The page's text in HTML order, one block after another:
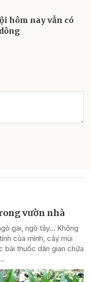
hôm nay vẫn có
vườn nhà
gai, ngò tây… Không
của mình, cây mùi
bài thuốc dân gian chữa